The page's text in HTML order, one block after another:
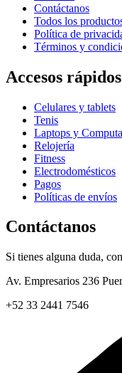
Contáctanos
Todos los
Política de
Términos y
Accesos rápidos
Celulares y tablets
Tenis
Laptops y
Relojería
Fitness
Electrodomésticos
Pagos
Políticas de envíos
Contáctanos
Si tienes alguna duda,
Av. Empresarios 236
+52 33 2441 7546